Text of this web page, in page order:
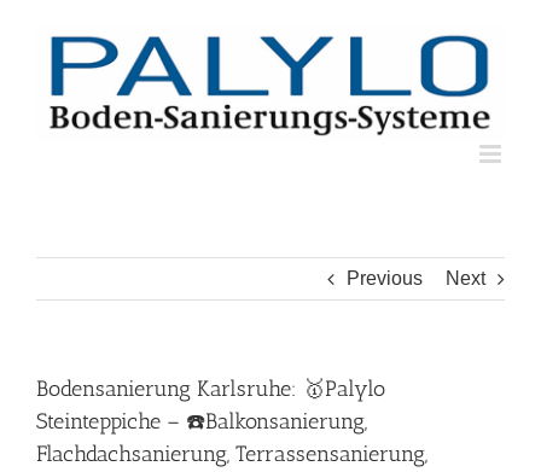
Previous Next
Bodensanierung Karlsruhe: 🥇Palylo
Steinteppiche – ☎️Balkonsanierung,
Flachdachsanierung, Terrassensanierung,